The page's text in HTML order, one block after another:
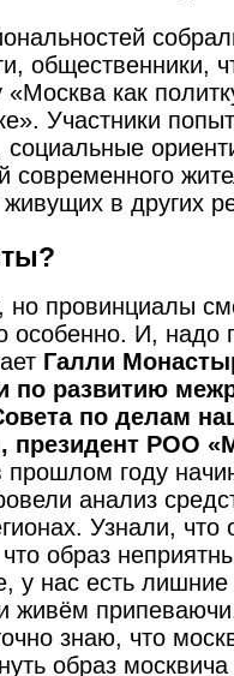
общественники,
«Москва как
Участники
современного
в других
но провинциалы
особенно. И, надо
Галли
по развитию
по делам
президент РОО
году
анализ
Узнали, что
образ
у нас есть
живём
знаю, что
образ москвича